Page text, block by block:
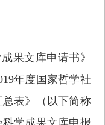
果文库申请书》
年度国家哲学社
表》（以下简称
科学成果文库申报